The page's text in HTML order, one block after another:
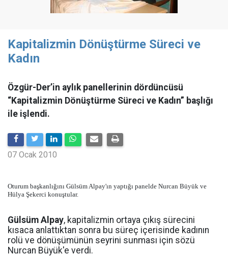
Kapitalizmin Dönüştürme Süreci ve
Kadın
Özgür-Der’in aylık panellerinin dördüncüsü
“Kapitalizmin Dönüştürme Süreci ve Kadın” başlığı
ile işlendi.
07 Ocak 2010
Oturum başkanlığını Gülsüm Alpay'ın yaptığı panelde Nurcan Büyük ve
Hülya Şekerci konuştular.
Gülsüm Alpay, kapitalizmin ortaya çıkış sürecini
kısaca anlattıktan sonra bu süreç içerisinde kadının
rolü ve dönüşümünün seyrini sunması için sözü
Nurcan Büyük'e verdi.